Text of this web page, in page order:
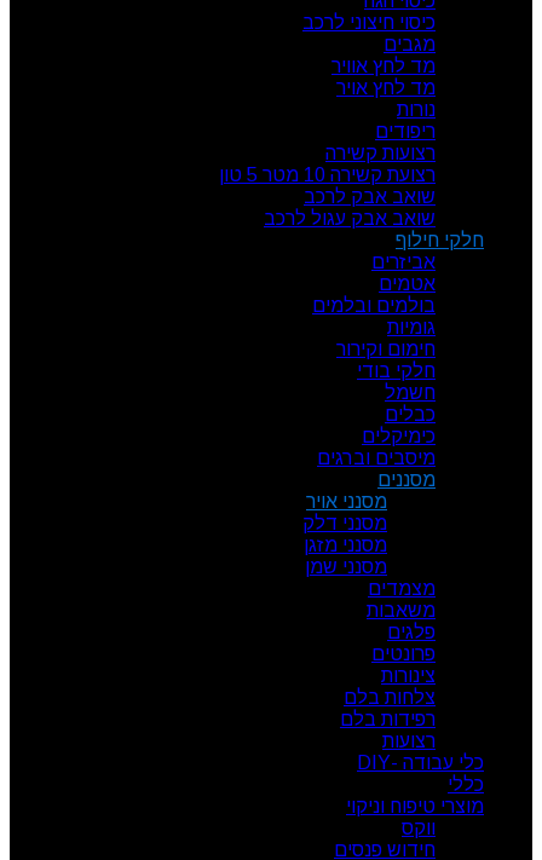
כיסוי חיצוני לרכב
מגבים
מד לחץ אוויר
מד לחץ אויר
נורות
ריפודים
רצועות קשירה
רצועת קשירה 10 מטר 5 טון
שואב אבק לרכב
שואב אבק עגול לרכב
חלקי חילוף
אביזרים
אטמים
בולמים ובלמים
גומיות
חימום וקירור
חלקי בודי
חשמל
כבלים
כימיקלים
מיסבים וברגים
מסננים
מסנני אויר
מסנני דלק
מסנני מזגן
מסנני שמן
מצמדים
משאבות
פלגים
פרונטים
צינורות
צלחות בלם
רפידות בלם
רצועות
כלי עבודה -DIY
כללי
מוצרי טיפוח וניקוי
ווקס
חידוש פנסים